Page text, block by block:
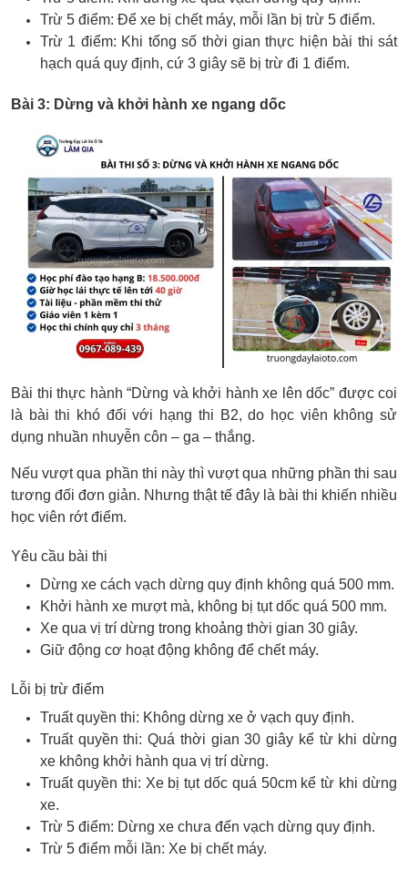
Trừ 5 điểm: Để xe bị chết máy, mỗi lần bị trừ 5 điểm.
Trừ 1 điểm: Khi tổng số thời gian thực hiện bài thi sát
hạch quá quy định, cứ 3 giây sẽ bị trừ đi 1 điểm.
Bài 3: Dừng và khởi hành xe ngang dốc
Bài thi thực hành “Dừng và khởi hành xe lên dốc” được coi
là bài thi khó đối với hạng thi B2, do học viên không sử
dụng nhuần nhuyễn côn – ga – thắng.
Nếu vượt qua phần thi này thì vượt qua những phần thi sau
tương đối đơn giản. Nhưng thật tế đây là bài thi khiến nhiều
học viên rớt điểm.
Yêu cầu bài thi
Dừng xe cách vạch dừng quy định không quá 500 mm.
Khởi hành xe mượt mà, không bị tụt dốc quá 500 mm.
Xe qua vị trí dừng trong khoảng thời gian 30 giây.
Giữ động cơ hoạt động không để chết máy.
Lỗi bị trừ điểm
Truất quyền thi: Không dừng xe ở vạch quy định.
Truất quyền thi: Quá thời gian 30 giây kể từ khi dừng
xe không khởi hành qua vị trí dừng.
Truất quyền thi: Xe bị tụt dốc quá 50cm kể từ khi dừng
xe.
Trừ 5 điểm: Dừng xe chưa đến vạch dừng quy định.
Trừ 5 điểm mỗi lần: Xe bị chết máy.